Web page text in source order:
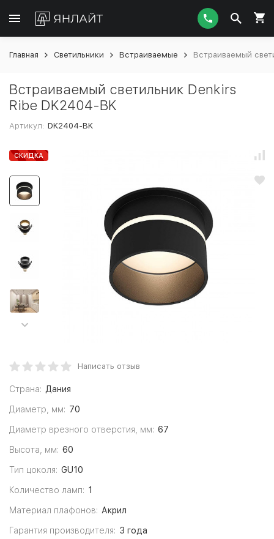
Главная Светильники Встраиваемые Встраиваемый
Встраиваемый светильник Denkirs
Ribe DK2404-BK
Артикул: DK2404-BK
СКИДКА
Написать отзыв
Страна: Дания
Диаметр, мм: 70
Диаметр врезного отверстия, мм: 67
Высота, мм: 60
Тип цоколя: GU10
Количество ламп: 1
Материал плафонов: Акрил
Гарантия производителя: 3 года